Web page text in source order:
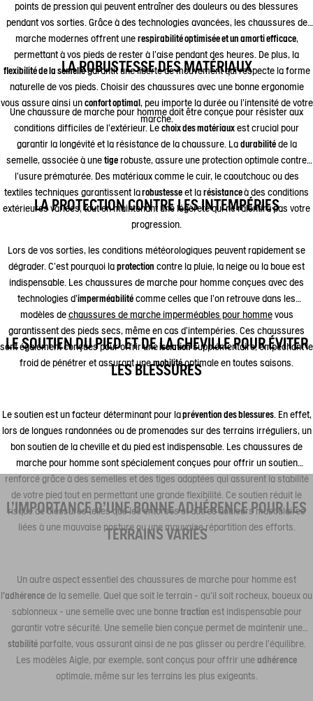
points de pression qui peuvent entraîner des douleurs ou des blessures
pendant vos sorties. Grâce à des technologies avancées, les chaussures de
marche modernes offrent une respirabilité optimisée et un amorti efficace,
permettant à vos pieds de rester à l'aise pendant des heures. De plus, la
flexibilité de la semellegarantit une liberté de mouvement qui respecte la forme
naturelle de vos pieds. Choisir des chaussures avec une bonne ergonomie
vous assure ainsi un confort optimal, peu importe la durée ou l'intensité de votre
marche.
LA ROBUSTESSE DES MATÉRIAUX
Une chaussure de marche pour homme doit être conçue pour résister aux
conditions difficiles de l'extérieur. Le choix des matériaux est crucial pour
garantir la longévité et la résistance de la chaussure. La durabilitéde la
semelle, associée à une tige robuste, assure une protection optimale contre
l'usure prématurée. Des matériaux comme le cuir, le caoutchouc ou des
textiles techniques garantissent larobustesse et la résistanceà des conditions
extérieures variées, tout en maintenant une légèreté qui ne ralentira pas votre
progression.
LA PROTECTION CONTRE LES INTEMPÉRIES
Lors de vos sorties, les conditions météorologiques peuvent rapidement se
dégrader. C’est pourquoi la protection contre la pluie, la neige ou la boue est
indispensable. Les chaussures de marche pour homme conçues avec des
technologies d'imperméabilité comme celles que l’on retrouve dans les
modèles de chaussures de marche imperméables pour hommevous
garantissent des pieds secs, même en cas d'intempéries. Ces chaussures
sont également conçues pour offrir uneisolationsupplémentaire, empêchant le
froid de pénétrer et assurant unemobilitéoptimale en toutes saisons.
LE SOUTIEN DU PIED ET DE LA CHEVILLE POUR ÉVITER
LES BLESSURES
Le soutien est un facteur déterminant pour laprévention des blessures. En effet,
lors de longues randonnées ou de promenades sur des terrains irréguliers, un
bon soutien de la cheville et du pied est indispensable. Les chaussures de
marche pour homme sont spécialement conçues pour offrir un soutien
renforcé grâce à des semelles et des tiges adaptées qui assurent la stabilité
de votre pied tout en permettant une grande flexibilité. Ce soutien réduit le
risque de blessures telles que les entorses et autres douleurs musculaires
liées à une mauvaise posture ou une mauvaise répartition des efforts.
L'IMPORTANCE D’UNE BONNE ADHÉRENCE POUR LES
TERRAINS VARIÉS
Un autre aspect essentiel des chaussures de marche pour homme est
'adhérence de la semelle. Quel que soit le terrain - qu’il soit rocheux, boueux ou
sablonneux - une semelle avec une bonne traction est indispensable pour
garantir votre sécurité. Une semelle bien conçue permet de maintenir une
stabilitéparfaite, vous assurant ainsi de ne pas glisser ou perdre l'équilibre.
Les modèles Aigle, par exemple, sont conçus pour offrir une adhérence
optimale, même sur les terrains les plus exigeants.